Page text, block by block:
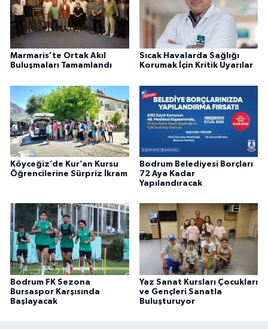
Marmaris’te Ortak Akıl
Buluşmaları Tamamlandı
Sıcak Havalarda Sağlığı
Korumak İçin Kritik Uyarılar
Köyceğiz’de Kur’an Kursu
Öğrencilerine Sürpriz İkram
Bodrum Belediyesi Borçları
72 Aya Kadar
Yapılandıracak
Bodrum FK Sezona
Bursaspor Karşısında
Başlayacak
Yaz Sanat Kursları Çocukları
ve Gençleri Sanatla
Buluşturuyor